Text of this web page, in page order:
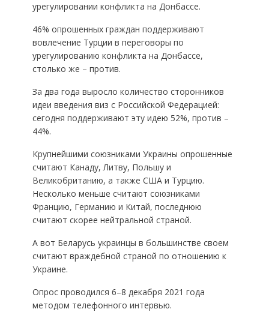
урегулировании конфликта на Донбассе.
46% опрошенных граждан поддерживают
вовлечение Турции в переговоры по
урегулированию конфликта на Донбассе,
столько же – против.
За два года выросло количество сторонников
идеи введения виз с Российской Федерацией:
сегодня поддерживают эту идею 52%, против –
44%.
Крупнейшими союзниками Украины опрошенные
считают Канаду, Литву, Польшу и
Великобританию, а также США и Турцию.
Несколько меньше считают союзниками
Францию, Германию и Китай, последнюю
считают скорее нейтральной страной.
А вот Беларусь украинцы в большинстве своем
считают враждебной страной по отношению к
Украине.
Опрос проводился 6–8 декабря 2021 года
методом телефонного интервью.